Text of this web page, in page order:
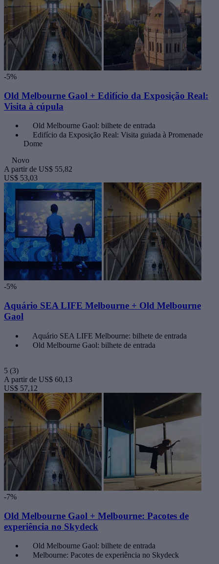
-5%
Old Melbourne Gaol + Edifício da Exposição Real:
Visita à cúpula
Old Melbourne Gaol: bilhete de entrada
Edifício da Exposição Real: Visita guiada à Promenade
Dome
Novo
A partir de US$ 55,82
US$ 53,03
-5%
Aquário SEA LIFE Melbourne + Old Melbourne
Gaol
Aquário SEA LIFE Melbourne: bilhete de entrada
Old Melbourne Gaol: bilhete de entrada
5 (3)
A partir de US$ 60,13
US$ 57,12
-7%
Old Melbourne Gaol + Melbourne: Pacotes de
experiência no Skydeck
Old Melbourne Gaol: bilhete de entrada
Melbourne: Pacotes de experiência no Skydeck